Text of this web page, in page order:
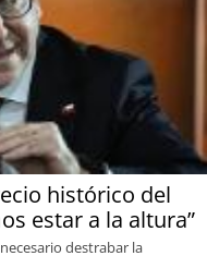
histórico del
estar a la altura”
destrabar la